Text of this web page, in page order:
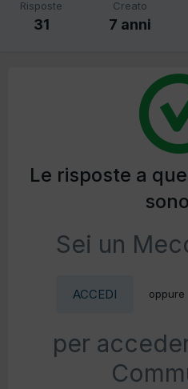
Risposte
31
Creato
7 anni
Le risposte a
sono
Sei un
ACCEDI oppure
per